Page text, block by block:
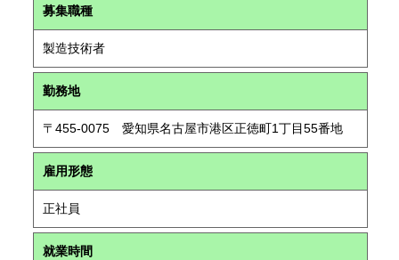
募集職種
製造技術者
勤務地
〒455-0075 愛知県名古屋市港区正徳町1丁目55番地
雇用形態
正社員
就業時間